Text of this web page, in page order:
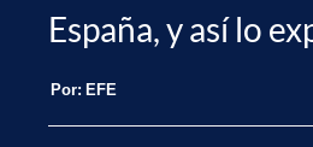
España, y así lo
Por: EFE